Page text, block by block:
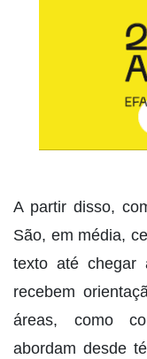
A partir disso,
São, em média,
texto até chegar
recebem
áreas, como
abordam desde